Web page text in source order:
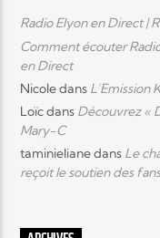
Radio Elyon en Direct |
Comment écouter
en Direct
Nicoledans L’Emission
Loïcdans Découvrez «
Mary-C
taminielianedans Le
reçoit le soutien des